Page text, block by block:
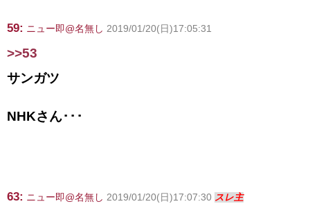
59: ニュー即@名無し 2019/01/20(日)17:05:31
>>53
サンガツ
NHKさん･･･
63: ニュー即@名無し 2019/01/20(日)17:07:30 スレ主